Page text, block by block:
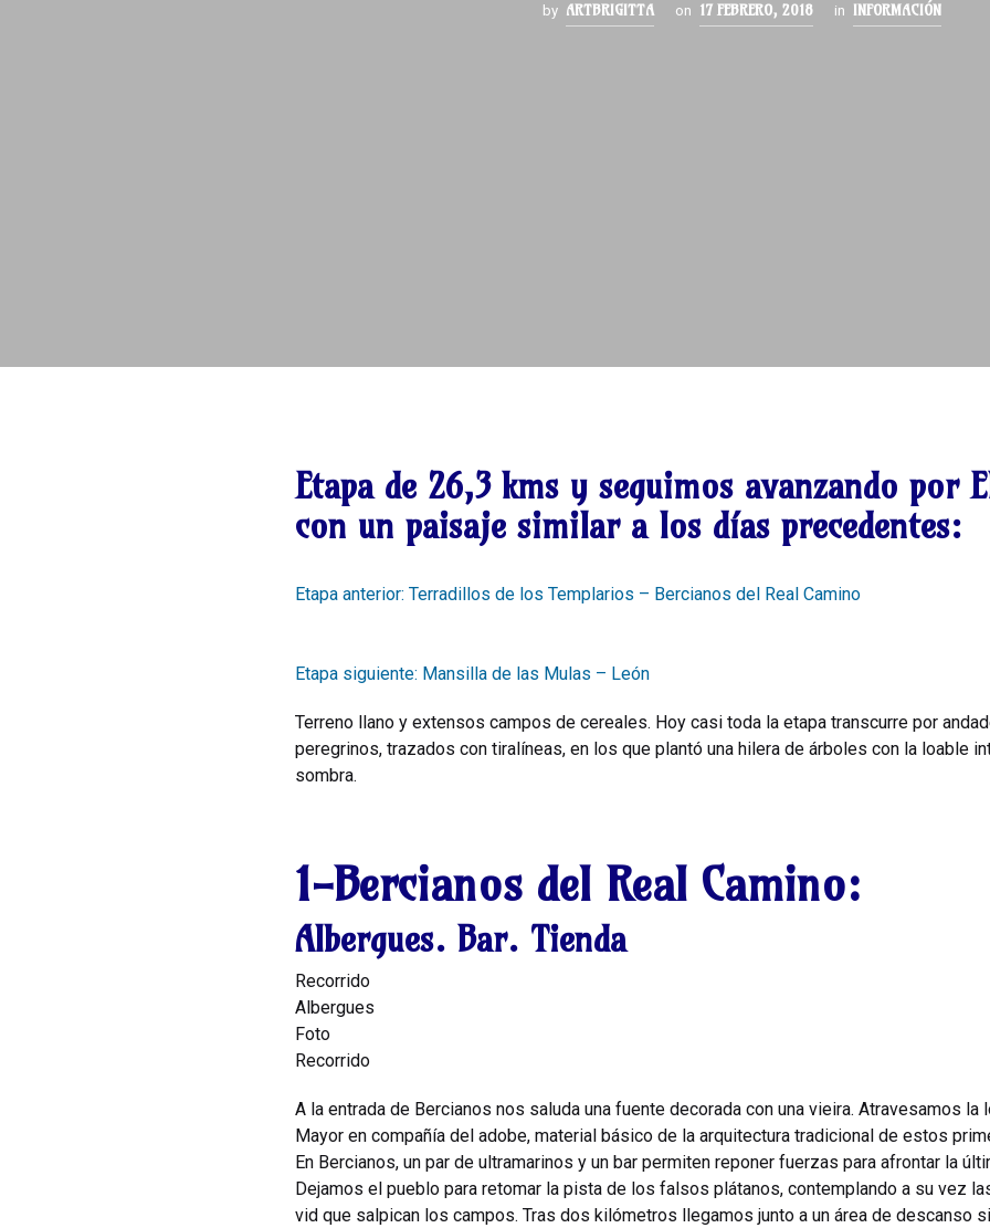
by ARTBRIGITTA on 17 FEBRERO, 2018 in INFORMACIÓN
Etapa de 26,3 kms y seguimos avanzando por
con un paisaje similar a los días precedentes:
Etapa anterior: Terradillos de los Templarios – Bercianos del Real Camino
Etapa siguiente: Mansilla de las Mulas – León
Terreno llano y extensos campos de cereales. Hoy casi toda la etapa transcurre por
peregrinos, trazados con tiralíneas, en los que plantó una hilera de árboles con la loable
sombra.
1-Bercianos del Real Camino:
Albergues. Bar. Tienda
Recorrido
Albergues
Foto
Recorrido
A la entrada de Bercianos nos saluda una fuente decorada con una vieira. Atravesamos la
Mayor en compañía del adobe, material básico de la arquitectura tradicional de estos
En Bercianos, un par de ultramarinos y un bar permiten reponer fuerzas para afrontar la
Dejamos el pueblo para retomar la pista de los falsos plátanos, contemplando a su vez
vid que salpican los campos. Tras dos kilómetros llegamos junto a un área de descanso